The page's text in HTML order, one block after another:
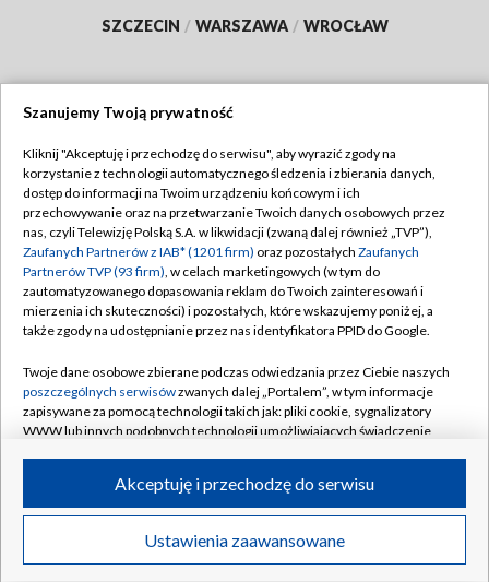
SZCZECIN / WARSZAWA / WROCŁAW
TVP
Abonament TVP
Emisja w TVP
Centrum informacji TVP
Naziemna Telewizja Cyfrowa
Rada Programowa
System NOS
Informacje o nadawcy
Program dla prasy
Ogłoszenie przetargowe
Regulamin TVP
Polityka prywatności
Moje zgody
Pomoc
Kontakt
Kanały
©2026 Telewizja Polska S.A. w likwidacji
Szanujemy Twoją prywatność
Kliknij "Akceptuję i przechodzę do serwisu", aby wyrazić zgody na
korzystanie z technologii automatycznego śledzenia i zbierania danych,
dostęp do informacji na Twoim urządzeniu końcowym i ich
przechowywanie oraz na przetwarzanie Twoich danych osobowych przez
nas, czyli Telewizję Polską S.A. w likwidacji (zwaną dalej również „TVP”),
Zaufanych Partnerów z IAB* (1201 firm) oraz pozostałych Zaufanych
Partnerów TVP (93 firm), w celach marketingowych (w tym do
zautomatyzowanego dopasowania reklam do Twoich zainteresowań i
mierzenia ich skuteczności) i pozostałych, które wskazujemy poniżej, a
także zgody na udostępnianie przez nas identyfikatora PPID do Google.
Twoje dane osobowe zbierane podczas odwiedzania przez Ciebie naszych
poszczególnych serwisówzwanych dalej „Portalem”, w tym informacje
zapisywane za pomocą technologii takich jak: pliki cookie, sygnalizatory
WWW lub innych podobnych technologii umożliwiających świadczenie
ruchu w Internecie.
Twoje dane osobowe zbierane podczas odwiedzania przez Ciebie
poszczególnych serwisówna Portalu, takie jak adresy IP, identyfikatory
Ustawienia zaawansowane
Akceptuję i przechodzę do serwisu